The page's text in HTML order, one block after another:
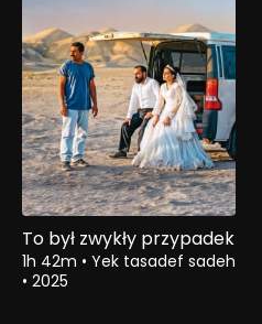
To był zwykły przypadek
1h 42m • Yek tasadef sadeh
• 2025